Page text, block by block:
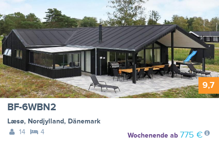
9,7
BF-6WBN2
Læsø, Nordjylland, Dänemark
14
4 Wochenendeab 775 €